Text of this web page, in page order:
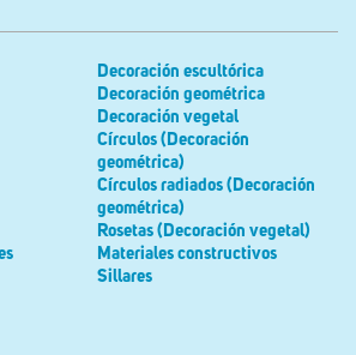
Decoración escultórica
Decoración geométrica
Decoración vegetal
Círculos (Decoración
geométrica)
Círculos radiados (Decoración
geométrica)
Rosetas (Decoración vegetal)
Materiales constructivos
Sillares